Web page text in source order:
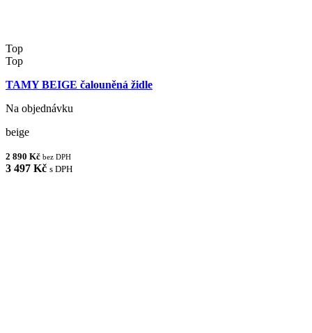
Top
Top
TAMY BEIGE čalouněná židle
Na objednávku
beige
2 890 Kč bez DPH
3 497 Kč s DPH